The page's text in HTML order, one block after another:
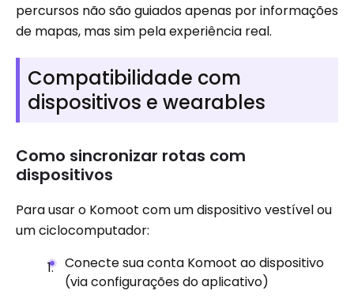
percursos não são guiados apenas por informações
de mapas, mas sim pela experiência real.
Compatibilidade com
dispositivos e wearables
Como sincronizar rotas com
dispositivos
Para usar o Komoot com um dispositivo vestível ou
um ciclocomputador:
Conecte sua conta Komoot ao dispositivo
(via configurações do aplicativo)